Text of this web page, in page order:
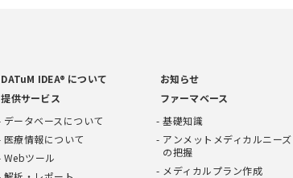
DATuM IDEA® について
お知らせ
提供サービス
データベースについて
医療情報について
Webツール
ファーマベース
基礎知識
アンメットメディカルニーズ
の把握
メディカルプラン作成